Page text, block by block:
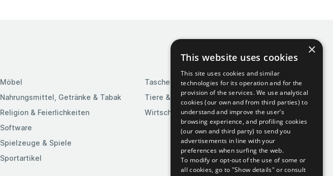
Möbel
Nahrungsmittel, Getränke & Tabak
Religion & Feierlichkeiten
Software
Spielzeuge & Spiele
Sportartikel
Taschen & Gepäck
Tiere & Tierbedarf
Wirtschaft & Industrie
×
This website uses cookies
This site uses cookies and similar
technologies for its operation and for the
provision of the services. We use analytical
cookies (our own and from third parties) to
understand and improve the user’s
browsing experience, and profiling cookies
(our own and third party) to send you
advertisements in line with your
preferences when surfing the web.
To modify or opt-out of the use of some or
all cookies, go to "Show details" or consult